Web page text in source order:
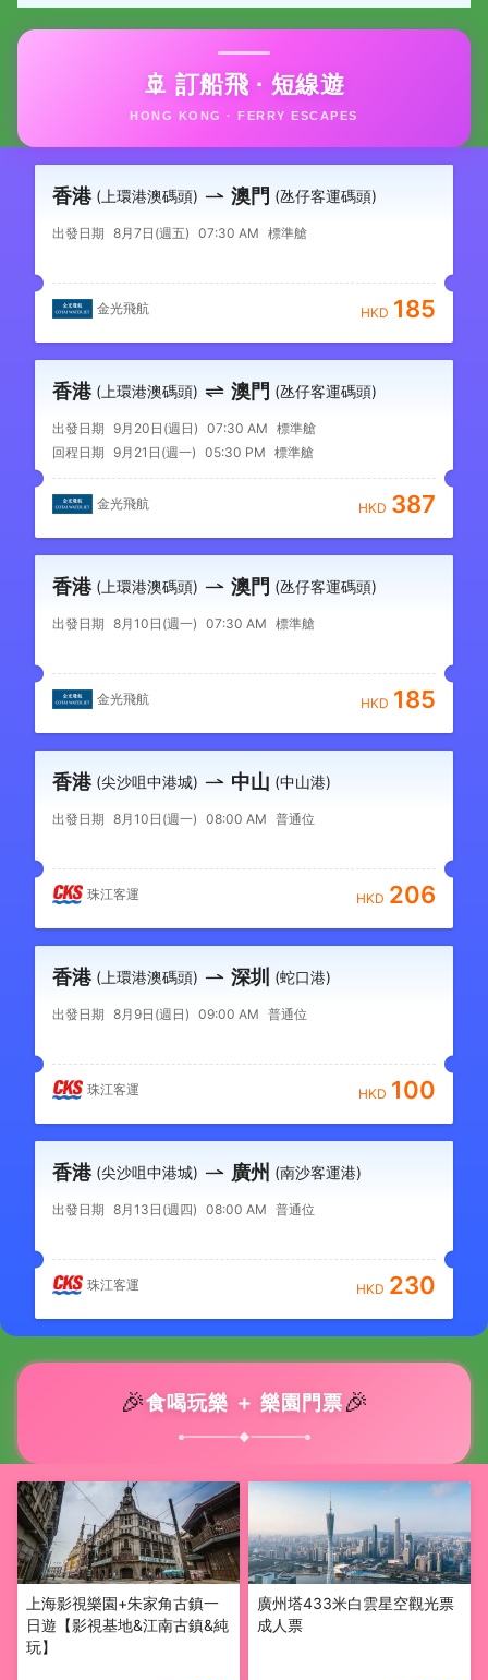
🚢 訂船飛 · 短線遊
HONG KONG · FERRY ESCAPES
香港 (上環港澳碼頭) 澳門 (氹仔客運碼頭)
出發日期 8月7日(週五) 07:30 AM 標準艙
金光飛航 HKD 185
香港 (上環港澳碼頭) 澳門 (氹仔客運碼頭)
出發日期 9月20日(週日) 07:30 AM 標準艙
回程日期 9月21日(週一) 05:30 PM 標準艙
金光飛航 HKD 387
香港 (上環港澳碼頭) 澳門 (氹仔客運碼頭)
出發日期 8月10日(週一) 07:30 AM 標準艙
金光飛航 HKD 185
香港 (尖沙咀中港城) 中山 (中山港)
出發日期 8月10日(週一) 08:00 AM 普通位
珠江客運 HKD 206
香港 (上環港澳碼頭) 深圳 (蛇口港)
出發日期 8月9日(週日) 09:00 AM 普通位
珠江客運 HKD 100
香港 (尖沙咀中港城) 廣州 (南沙客運港)
出發日期 8月13日(週四) 08:00 AM 普通位
珠江客運 HKD 230
🎉食喝玩樂 ＋ 樂園門票🎉
◆
上海影視樂園+朱家角古鎮一
日遊【影視基地&江南古鎮&純
玩】
廣州塔433米白雲星空觀光票
成人票